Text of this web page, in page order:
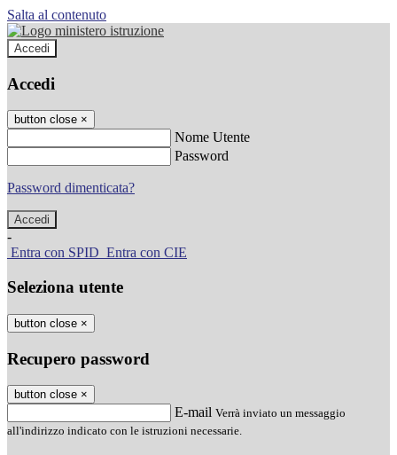
Salta al contenuto
Accedi
Accedi
button close ×
Nome Utente
Password
Password dimenticata?
-
Entra con SPID Entra con CIE
Seleziona utente
button close ×
Recupero password
button close ×
E-mail Verrà inviato un messaggio
all'indirizzo indicato con le istruzioni necessarie.